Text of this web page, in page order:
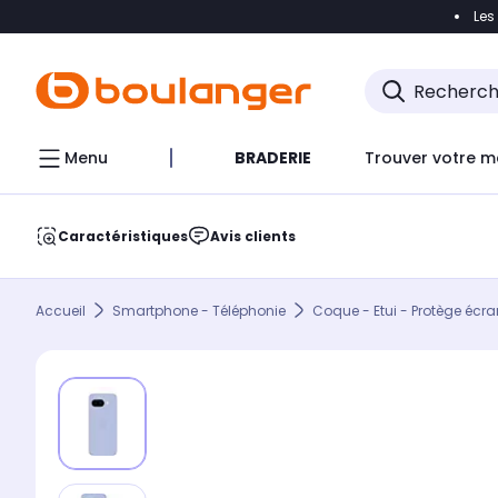
Accéder
Menu BRADERIE Trouver votre
Caractéristiques Avis clients
Accueil Smartphone - Téléphonie Coque - Etui - Protège